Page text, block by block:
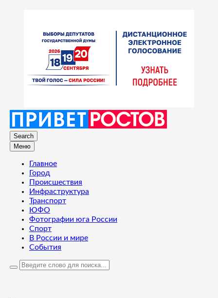
Search
Меню
Главное
Город
Происшествия
Инфраструктура
Транспорт
ЮФО
Фотографии юга России
Спорт
В России и мире
События